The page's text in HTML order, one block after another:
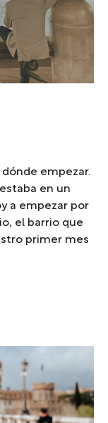
dónde empezar.
en un
a empezar por
el barrio que
primer mes